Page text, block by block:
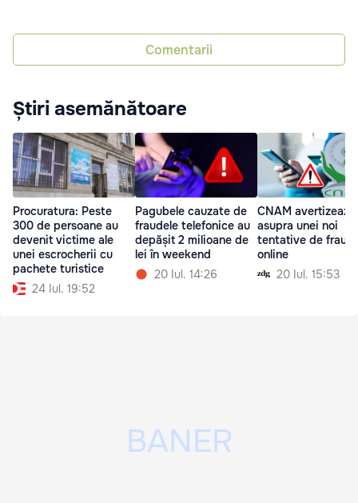
Comentarii
Știri asemănătoare
Procuratura: Peste
300 de persoane au
devenit victime ale
unei escrocherii cu
pachete turistice
24 Iul. 19:52
Pagubele cauzate de
fraudele telefonice au
depășit 2 milioane de
lei în weekend
20 Iul. 14:26
CNAM avertizează
asupra unei noi
tentative de
online
20 Iul. 15:53